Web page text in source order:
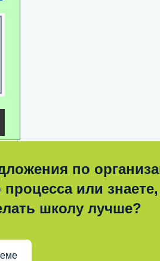
по
процесса или знаете,
школу лучше?